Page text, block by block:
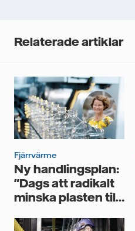
tredje part, och du kan när
personuppgifter.
Jag samtycker till att
personuppgifter för att
nyhetsbrevet.*
Relaterade artiklar
Fjärrvärme
Ny handlingsplan:
"Dags att radikalt
minska plasten till